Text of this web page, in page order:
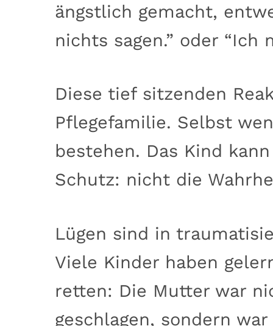
ängstlich gemacht,
nichts sagen.” oder “Ich
Diese tief sitzenden
Pflegefamilie. Selbst
bestehen. Das Kind
Schutz: nicht die
Lügen sind in
Viele Kinder haben
retten: Die Mutter war
geschlagen, sondern